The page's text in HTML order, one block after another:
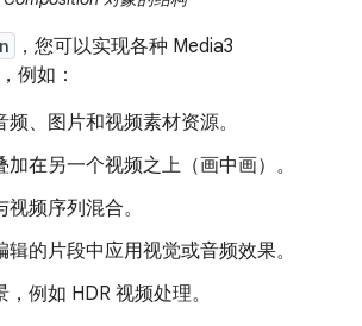
，您可以实现各种 Media3
例如：
、图片和视频素材资源。
在另一个视频之上（画中画）。
频序列混合。
的片段中应用视觉或音频效果。
例如 HDR 视频处理。